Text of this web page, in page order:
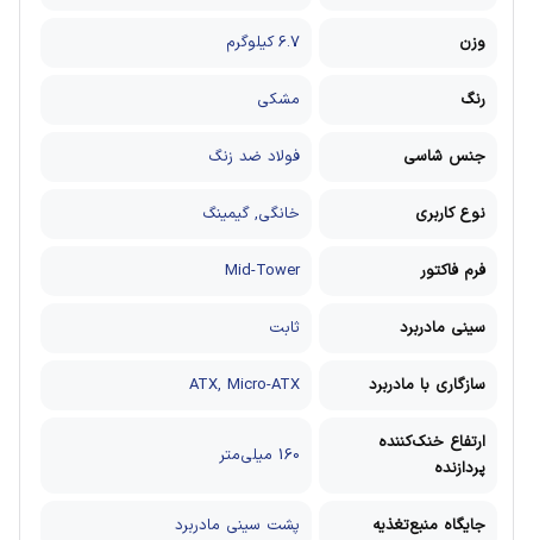
وزن 6.7 کیلوگرم
رنگ مشکی
جنس شاسی فولاد ضد زنگ
نوع کاربری خانگی, گیمینگ
فرم فاکتور Mid-Tower
سینی مادربرد ثابت
سازگاری با مادربرد ATX, Micro-ATX
ارتفاع خنک‌کننده
پردازنده
160 میلی‌متر
جایگاه منبع‌تغذیه پشت سینی مادربرد